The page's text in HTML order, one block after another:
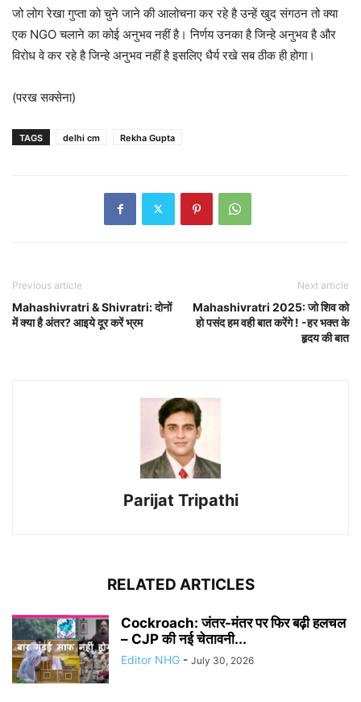
जो लोग रेखा गुप्ता को चुने जाने की आलोचना कर रहे है उन्हें खुद संगठन तो क्या
एक NGO चलाने का कोई अनुभव नहीं है। निर्णय उनका है जिन्हे अनुभव है और
विरोध वे कर रहे है जिन्हे अनुभव नहीं है इसलिए धैर्य रखे सब ठीक ही होगा।
(परख सक्सेना)
TAGS delhi cm Rekha Gupta
Previous article
Mahashivratri & Shivratri: दोनों
में क्या है अंतर? आइये दूर करें भ्रम
Next article
Mahashivratri 2025: जो शिव को
हो पसंद हम वही बात करेंगे ! -हर भक्त के
हृदय की बात
Parijat Tripathi
RELATED ARTICLES
Cockroach: जंतर-मंतर पर फिर बढ़ी हलचल
– CJP की नई चेतावनी...
Editor NHG - July 30, 2026